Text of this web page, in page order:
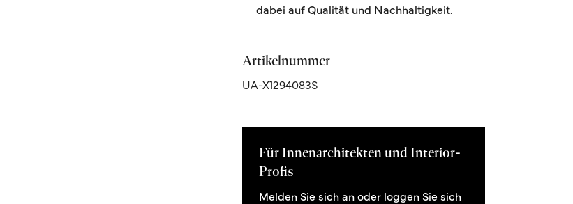
dabei auf Qualität und Nachhaltigkeit.
Artikelnummer
UA-X1294083S
Für Innenarchitekten und Interior-
Profis
Melden Sie sich an oder loggen Sie sich